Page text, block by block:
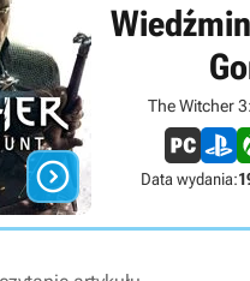

The Witcher
Data wydania: